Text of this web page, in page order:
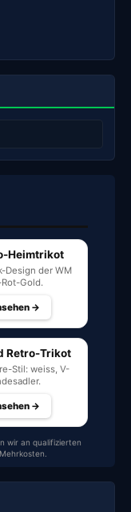
Heimtrikot
Design der WM
Rot-Gold.
→
Retro-Trikot
Stil: weiss, V-
→
wir an qualifizierten